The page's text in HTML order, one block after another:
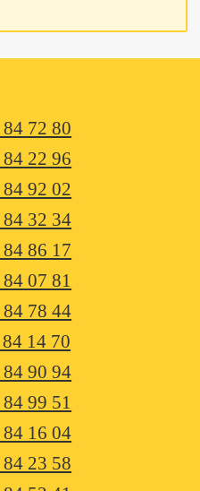
72 80
22 96
92 02
32 34
86 17
07 81
78 44
14 70
90 94
99 51
16 04
23 58